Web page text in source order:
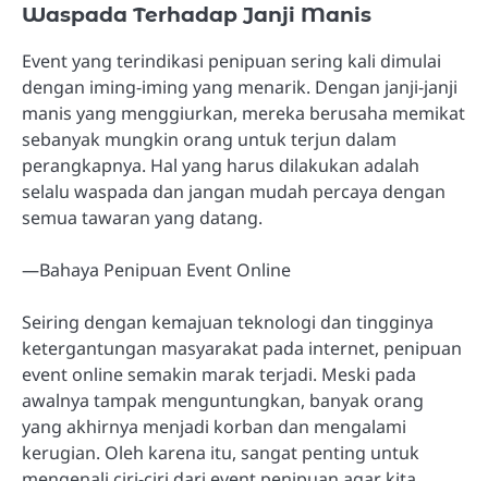
Waspada Terhadap Janji Manis
Event yang terindikasi penipuan sering kali dimulai
dengan iming-iming yang menarik. Dengan janji-janji
manis yang menggiurkan, mereka berusaha memikat
sebanyak mungkin orang untuk terjun dalam
perangkapnya. Hal yang harus dilakukan adalah
selalu waspada dan jangan mudah percaya dengan
semua tawaran yang datang.
—Bahaya Penipuan Event Online
Seiring dengan kemajuan teknologi dan tingginya
ketergantungan masyarakat pada internet, penipuan
event online semakin marak terjadi. Meski pada
awalnya tampak menguntungkan, banyak orang
yang akhirnya menjadi korban dan mengalami
kerugian. Oleh karena itu, sangat penting untuk